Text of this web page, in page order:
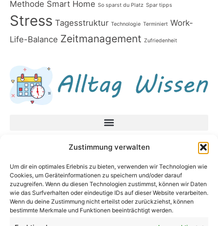
Zustimmung verwalten
Um dir ein optimales Erlebnis zu bieten, verwenden wir Technologien wie
Cookies, um Geräteinformationen zu speichern und/oder darauf
zuzugreifen. Wenn du diesen Technologien zustimmst, können wir Daten
wie das Surfverhalten oder eindeutige IDs auf dieser Website verarbeiten.
Wenn du deine Zustimmung nicht erteilst oder zurückziehst, können
bestimmte Merkmale und Funktionen beeinträchtigt werden.
Methode Smart Home So sparst du Platz Spar tipps
Stress Tagesstruktur Technologie Terminiert Work-
Life-Balance Zeitmanagement Zufriedenheit
Impressum
Neueste Beiträge
In unsicheren Zeiten fragen Sie diese Fragen,
bevor Sie eine Entscheidung treffen
Baby Bodenbett – Warum ein Bodenbett für